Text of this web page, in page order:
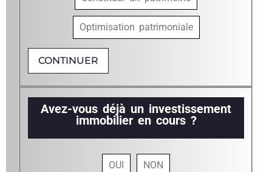
Optimisation patrimoniale
CONTINUER
Avez-vous déjà un investissement
immobilier en cours ?
OUI NON